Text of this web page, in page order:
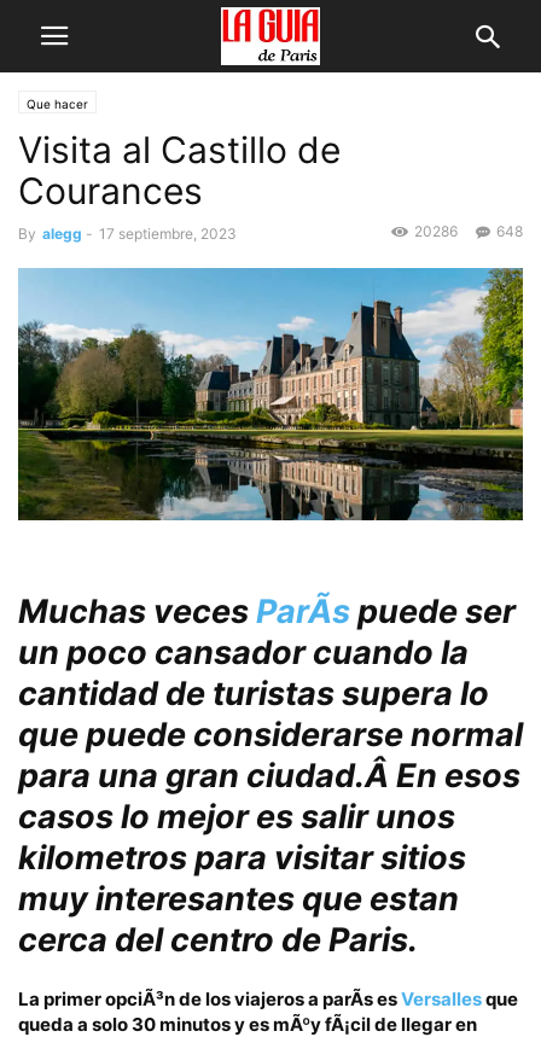
Que hacer
Visita al Castillo de
Courances
By alegg - 17 septiembre, 2023 648
20286
Muchas vecesParÃ­spuede ser
un poco cansador cuando la
cantidad de turistas supera lo
que puede considerarse normal
para una gran ciudad.Â En esos
casos lo mejor es salir unos
kilometros para visitar sitios
muy interesantes que estan
cerca del centro de Paris.
La primer opciÃ³n de los viajeros a parÃ­s esVersallesque
queda a solo 30 minutosy es mÃºy fÃ¡cil de llegar en